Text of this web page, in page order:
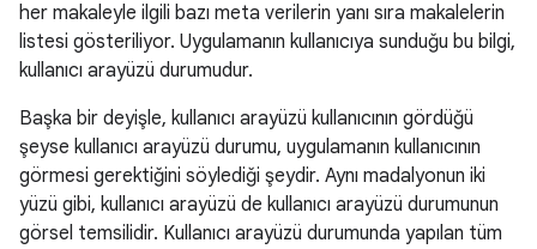
her makaleyle ilgili bazı meta verilerin yanı sıra makalelerin
listesi gösteriliyor. Uygulamanın kullanıcıya sunduğu bu bilgi,
kullanıcı arayüzü durumudur.
Başka bir deyişle, kullanıcı arayüzü kullanıcının gördüğü
şeyse kullanıcı arayüzü durumu, uygulamanın kullanıcının
görmesi gerektiğini söylediği şeydir. Aynı madalyonun iki
yüzü gibi, kullanıcı arayüzü de kullanıcı arayüzü durumunun
görsel temsilidir. Kullanıcı arayüzü durumunda yapılan tüm